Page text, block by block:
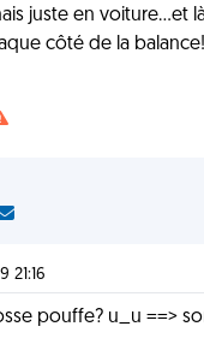
juste en voiture...et
côté de la
21:16
pouffe? u_u ==>